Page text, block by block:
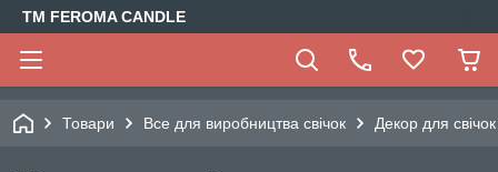
TM FEROMA CANDLE
Товари Все для виробництва свічок Декор для свічок